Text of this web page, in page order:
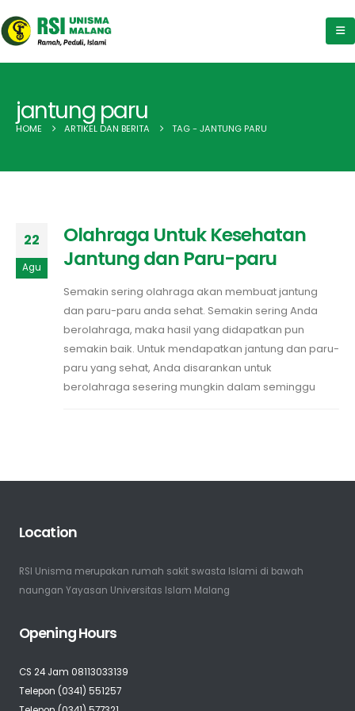
jantung paru
HOME ARTIKEL DAN BERITA TAG - JANTUNG PARU
22
Agu
Olahraga Untuk Kesehatan
Jantung dan Paru-paru
Semakin sering olahraga akan membuat jantung
dan paru-paru anda sehat. Semakin sering Anda
berolahraga, maka hasil yang didapatkan pun
semakin baik. Untuk mendapatkan jantung dan paru-
paru yang sehat, Anda disarankan untuk
berolahraga sesering mungkin dalam seminggu
Location
RSI Unisma merupakan rumah sakit swasta Islami di bawah
naungan Yayasan Universitas Islam Malang
Opening Hours
CS 24 Jam 08113033139
Telepon (0341) 551257